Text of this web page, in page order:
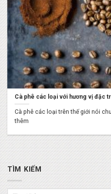
Cà phê các loại với hương vị đặc
Cà phê các loại trên thế giới nói
thêm
TÌM KIẾM